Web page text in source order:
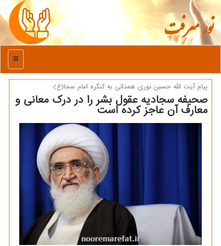
نور معرفت
منو
پیام آیت الله حسین نوری همدانی به كنگره امام سجا(ع):
صحیفه سجادیه عقول بشر را در درك معانی و
معارف آن عاجز كرده است